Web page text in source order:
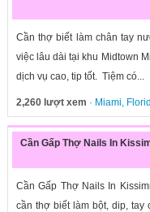
Cần thợ biết làm chân tay
việc lâu dài tại khu Midtown
dịch vụ cao, tip tốt. Tiệm có...
2,260 lượt xem · Miami,
Cần Gấp Thợ Nails In
Cần Gấp Thợ Nails In
cần thợ biết làm bột, dip,